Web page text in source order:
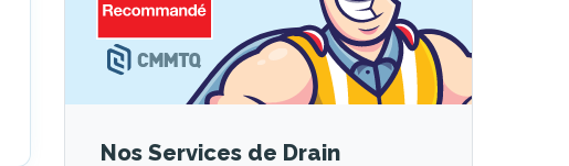
Nos Services de Drain